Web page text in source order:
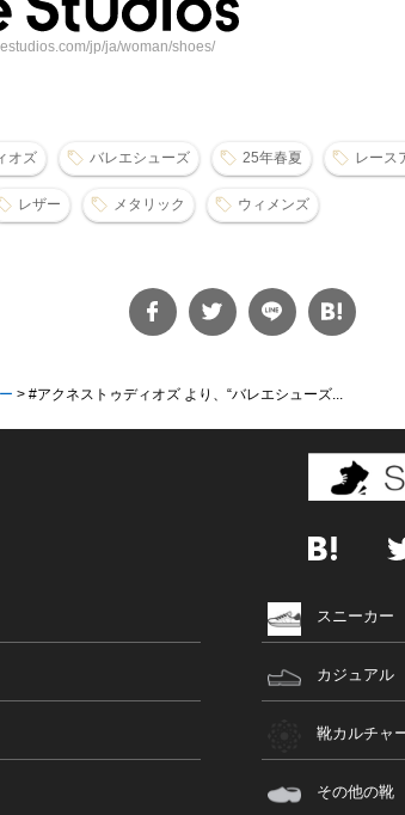
jp/ja/woman/shoes/
オズ バレエシューズ 25年春夏 レース
レザー メタリック ウィメンズ
> #アクネストゥディオズ より、“バレエシューズ...
スニーカー
カジュアル
靴カルチャ
その他の靴